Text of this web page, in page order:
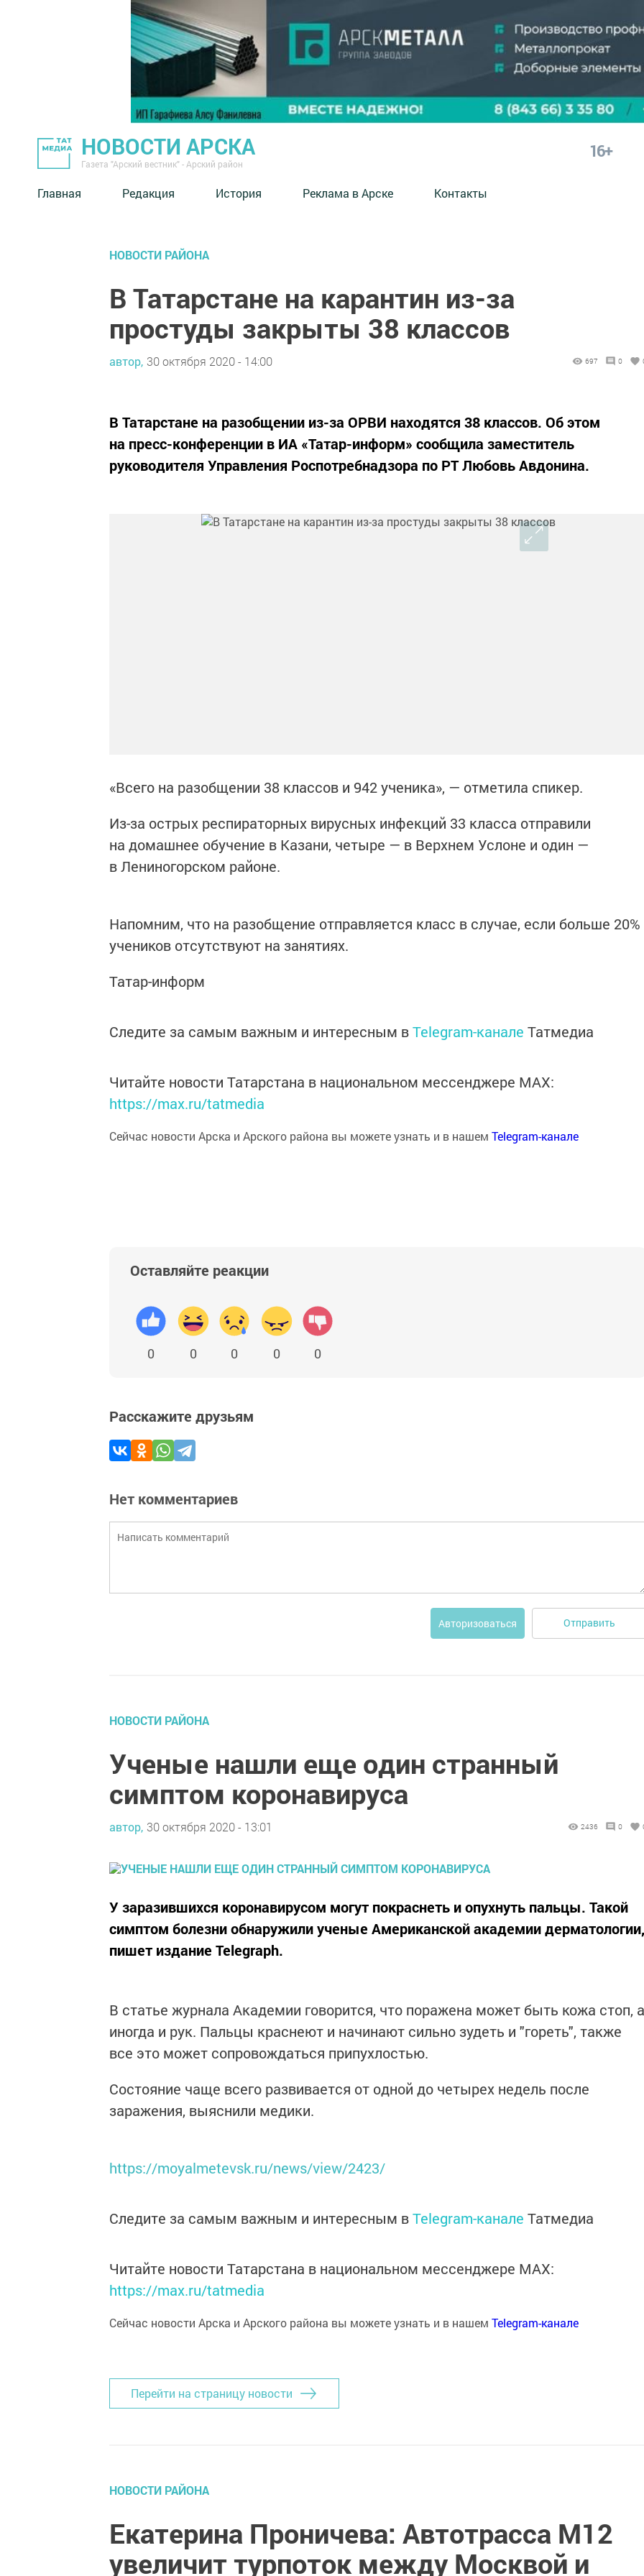
НОВОСТИ АРСКА
Газета "Арский вестник" - Арский район
16+
Главная Редакция История Реклама в Арске Контакты
НОВОСТИ РАЙОНА
В Татарстане на карантин из-за
простуды закрыты 38 классов
автор, 30 октября 2020 - 14:00 697 0
В Татарстане на разобщении из-за ОРВИ находятся 38 классов. Об этом
на пресс-конференции в ИА «Татар-информ» сообщила заместитель
руководителя Управления Роспотребнадзора по РТ Любовь Авдонина.
«Всего на разобщении 38 классов и 942 ученика», — отметила спикер.
Из-за острых респираторных вирусных инфекций 33 класса отправили
на домашнее обучение в Казани, четыре — в Верхнем Услоне и один —
в Лениногорском районе.
Напомним, что на разобщение отправляется класс в случае, если больше 20%
учеников отсутствуют на занятиях.
Татар-информ
Следите за самым важным и интересным вTelegram-канале Татмедиа
Читайте новости Татарстана в национальном мессенджере MАХ:
https://max.ru/tatmedia
Сейчас новости Арска и Арского района вы можете узнать и в нашем Telegram-канале
Оставляйте реакции
0 0 0 0 0
Расскажите друзьям
Нет комментариев
Авторизоваться Отправить
НОВОСТИ РАЙОНА
Ученые нашли еще один странный
симптом коронавируса
автор, 30 октября 2020 - 13:01 2436 0
У заразившихся коронавирусом могут покраснеть и опухнуть пальцы. Такой
симптом болезни обнаружили ученые Американской академии дерматологии,
пишет издание Telegraph.
В статье журнала Академии говорится, что поражена может быть кожа стоп, а
иногда и рук. Пальцы краснеют и начинают сильно зудеть и "гореть", также
все это может сопровождаться припухлостью.
Состояние чаще всего развивается от одной до четырех недель после
заражения, выяснили медики.
https://moyalmetevsk.ru/news/view/2423/
Следите за самым важным и интересным вTelegram-канале Татмедиа
Читайте новости Татарстана в национальном мессенджере MАХ:
https://max.ru/tatmedia
Сейчас новости Арска и Арского района вы можете узнать и в нашем Telegram-канале
Перейти на страницу новости
НОВОСТИ РАЙОНА
Екатерина Проничева: Автотрасса М12
увеличит турпоток между Москвой и